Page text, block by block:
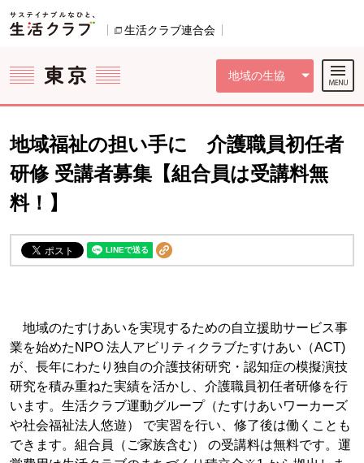
ページの先頭です。
生活クラブ連合会
地域の生協
ここからサイト内共通メニューです。
サイト内共通メニューをスキップする
サイト内共通メニューここまで。
地域福祉の担い手に 介護職員初任者
研修 受講者募集【組合員は受講料無
料！】
地域のたすけあいを実現するための自立援助サービス事
業を始めたNPO 法人アビリティクラブたすけあい（ACT)
が、長年にわたり独自の介護技術研究・認知症の模擬演技
研究を積み重ねた実績を活かし、介護職員初任者研修を行
います。生活クラブ運動グループ（たすけあいワーカーズ
や社会福祉法人悠遊） で実習を行い、修了後は働くことも
できます。組合員（ご家族含む） の受講料は無料です。運